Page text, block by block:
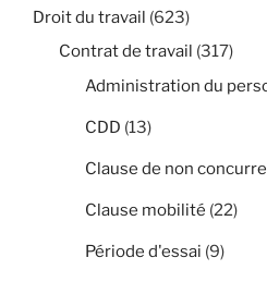
Droit du travail (623)
Contrat de travail (317)
Administration du
CDD (13)
Clause de non
Clause mobilité (22)
Période d'essai (9)